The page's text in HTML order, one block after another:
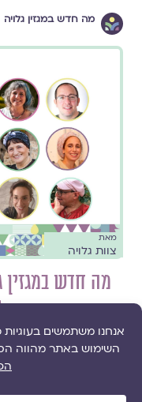
מה חדש במגזין גלויה
מאת
צוות גלויה
//עדכוני תוכן במגזין גלויה
סקירה של כל התכנים